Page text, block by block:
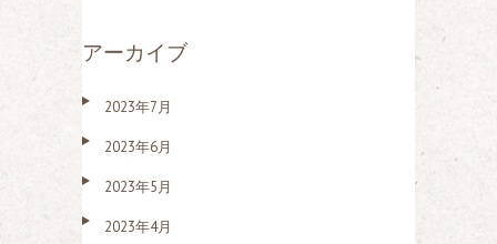
アーカイブ
2023年7月
2023年6月
2023年5月
2023年4月